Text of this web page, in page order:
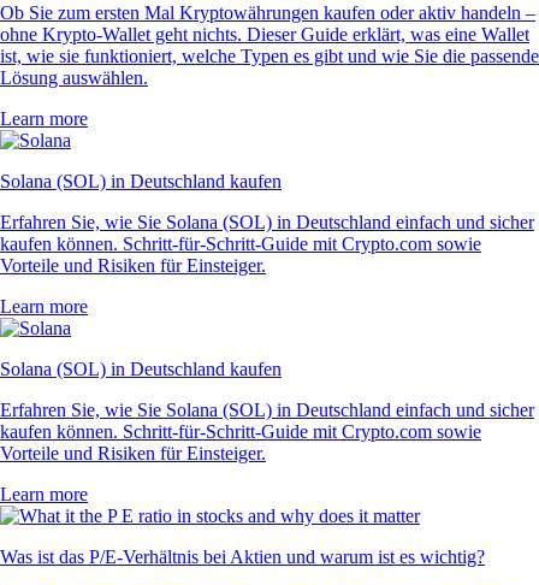
Ob Sie zum ersten Mal Kryptowährungen kaufen oder aktiv handeln –
ohne Krypto-Wallet geht nichts. Dieser Guide erklärt, was eine Wallet
ist, wie sie funktioniert, welche Typen es gibt und wie Sie die passende
Lösung auswählen.
Learn more
Solana (SOL) in Deutschland kaufen
Erfahren Sie, wie Sie Solana (SOL) in Deutschland einfach und sicher
kaufen können. Schritt-für-Schritt-Guide mit Crypto.com sowie
Vorteile und Risiken für Einsteiger.
Learn more
Solana (SOL) in Deutschland kaufen
Erfahren Sie, wie Sie Solana (SOL) in Deutschland einfach und sicher
kaufen können. Schritt-für-Schritt-Guide mit Crypto.com sowie
Vorteile und Risiken für Einsteiger.
Learn more
Was ist das P/E-Verhältnis bei Aktien und warum ist es wichtig?